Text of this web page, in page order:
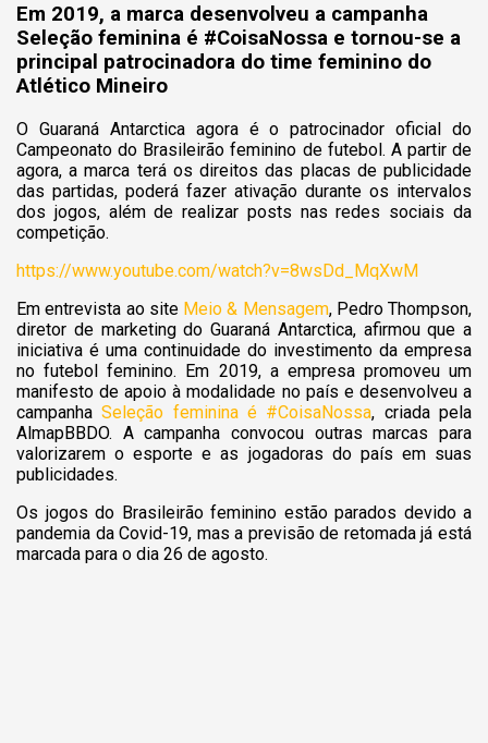
Em 2019, a marca desenvolveu a campanha
Seleção feminina é #CoisaNossa e tornou-se a
principal patrocinadora do time feminino do
Atlético Mineiro
O Guaraná Antarctica agora é o patrocinador oficial do
Campeonato do Brasileirão feminino de futebol. A partir de
agora,a marca terá os direitos das placas de publicidade
das partidas, poderá fazer ativação durante os intervalos
dos jogos, além de realizar posts nas redes sociais da
competição.
https://www.youtube.com/watch?v=8wsDd_MqXwM
Em entrevista ao site Meio & Mensagem, Pedro Thompson,
diretor de marketing do Guaraná Antarctica, afirmou que a
iniciativa é uma continuidade do investimento da empresa
no futebol feminino. Em 2019, a empresa promoveu um
manifesto de apoio à modalidade no país e desenvolveu a
campanhaSeleção feminina é #CoisaNossa, criada pela
AlmapBBDO. A campanha convocou outras marcas para
valorizarem o esporte e as jogadoras do país em suas
publicidades.
Os jogos do Brasileirão feminino estão parados devido a
pandemia da Covid-19, mas a previsão de retomada já está
marcada para o dia 26 de agosto.